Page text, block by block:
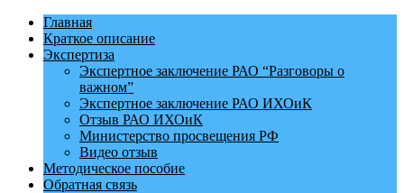
Главная
Краткое описание
Экспертиза
Экспертное заключение РАО “Разговоры о
важном”
Экспертное заключение РАО ИХОиК
Отзыв РАО ИХОиК
Министерство просвещения РФ
Видео отзыв
Методическое пособие
Обратная связь